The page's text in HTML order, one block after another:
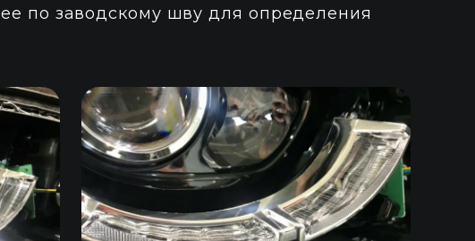
по заводскому шву для определения